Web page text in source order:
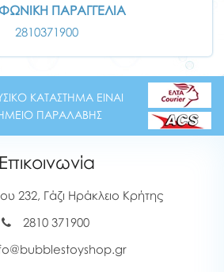
ΠΑΡΑΓΓΕΛΙΑ
2810371900
ΚΑΤΑΣΤΗΜΑ ΕΙΝΑΙ
ΠΑΡΑΛΑΒΗΣ
Επικοινωνία
232, Γάζι Ηράκλειο Κρήτης
2810 371900